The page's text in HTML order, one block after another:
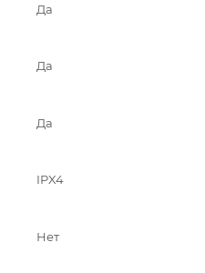
Да
Да
Да
IPX4
Нет